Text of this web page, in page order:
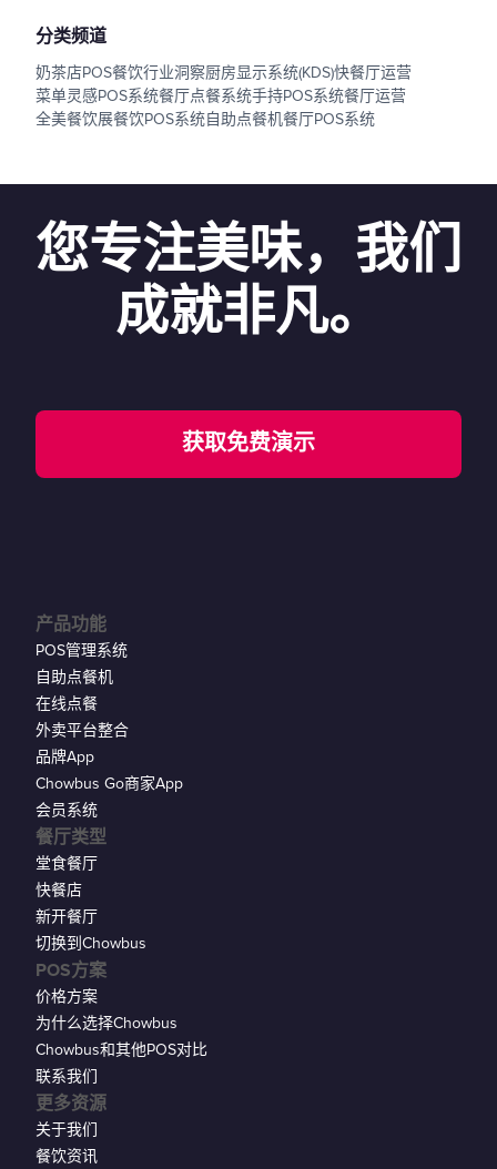
分类频道
奶茶店POS餐饮行业洞察厨房显示系统(KDS)快餐厅运营
菜单灵感POS系统餐厅点餐系统手持POS系统餐厅运营
全美餐饮展餐饮POS系统自助点餐机餐厅POS系统
您专注美味，我们
成就非凡。
获取免费演示
产品功能
POS管理系统
自助点餐机
在线点餐
外卖平台整合
品牌App
Chowbus Go商家App
会员系统
餐厅类型
堂食餐厅
快餐店
新开餐厅
切换到Chowbus
POS方案
价格方案
为什么选择Chowbus
Chowbus和其他POS对比
联系我们
更多资源
关于我们
餐饮资讯